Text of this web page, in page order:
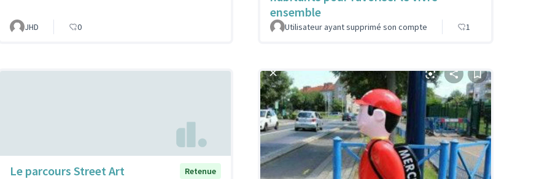
JHD 0
ensemble
Utilisateur ayant supprimé son compte 1
Le parcours Street Art Retenue